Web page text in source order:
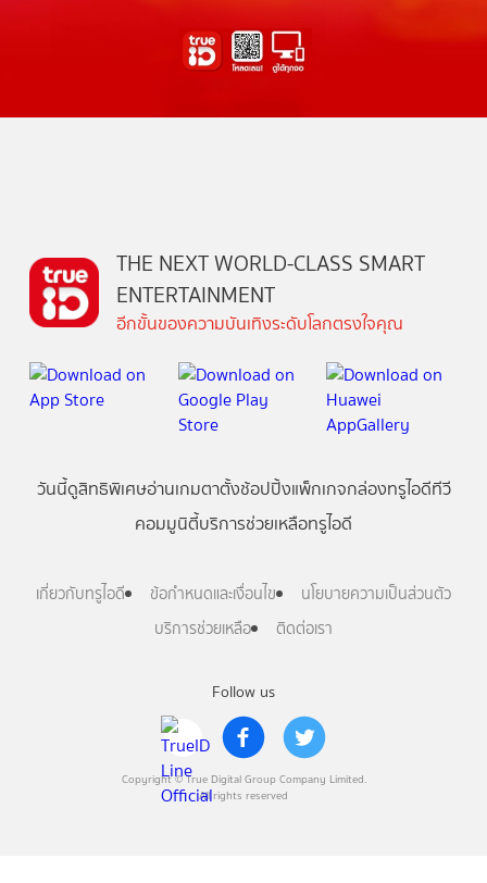
Follow us
Copyright © True Digital Group Company Limited.
All rights reserved
THE NEXT WORLD-CLASS SMART
ENTERTAINMENT
อีกขั้นของความบันเทิงระดับโลกตรงใจคุณ
วันนี้ดูสิทธิพิเศษอ่านเกมตาตั้งช้อปปิ้งแพ็กเกจกล่องทรูไอดีทีวี
คอมมูนิตี้บริการช่วยเหลือทรูไอดี
เกี่ยวกับทรูไอดี ข้อกำหนดและเงื่อนไข
นโยบายความเป็นส่วนตัว
บริการช่วยเหลือ
ติดต่อเรา